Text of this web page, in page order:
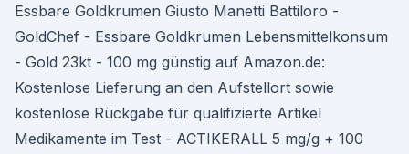
Essbare Goldkrumen Giusto Manetti Battiloro -
GoldChef - Essbare Goldkrumen Lebensmittelkonsum
- Gold 23kt - 100 mg günstig auf Amazon.de:
Kostenlose Lieferung an den Aufstellort sowie
kostenlose Rückgabe für qualifizierte Artikel
Medikamente im Test - ACTIKERALL 5 mg/g + 100